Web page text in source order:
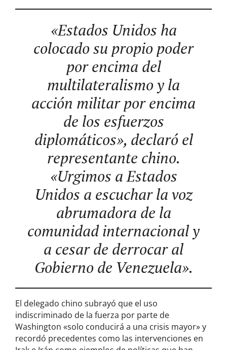
«Estados Unidos ha
colocado su propio poder
por encima del
multilateralismo y la
acción militar por encima
de los esfuerzos
diplomáticos», declaró el
representante chino.
«Urgimos a Estados
Unidos a escuchar la voz
abrumadora de la
comunidad internacional y
a cesar de derrocar al
Gobierno de Venezuela».
El delegado chino subrayó que el uso
indiscriminado de la fuerza por parte de
Washington «solo conducirá a una crisis mayor» y
recordó precedentes como las intervenciones en